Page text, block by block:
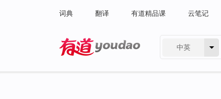
词典 翻译 有道精品课 云笔记
中英